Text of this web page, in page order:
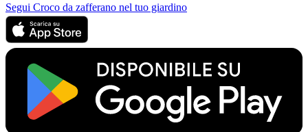
Segui Croco da zafferano nel tuo giardino